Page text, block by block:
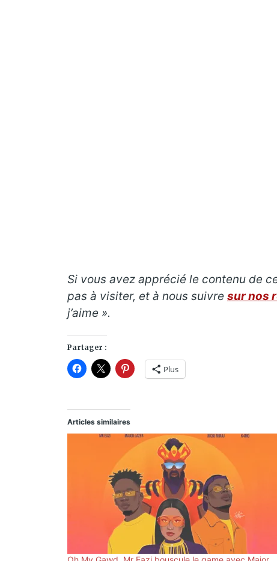
Si vous avez apprécié le contenu de
pas à visiter, et à nous suivre sur nos
j’aime ».
Partager :
Plus
Articles similaires